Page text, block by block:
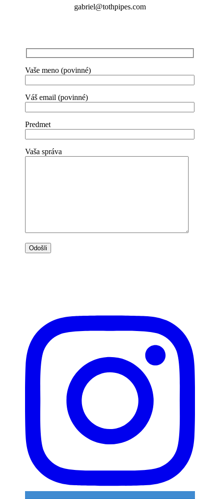
gabriel@tothpipes.com
Vaše meno (povinné)
Váš email (povinné)
Predmet
Vaša správa